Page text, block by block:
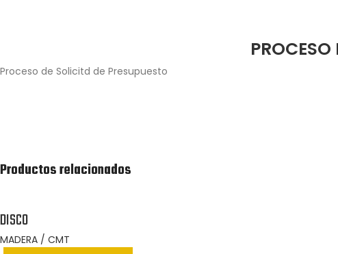
PROCESO
Proceso de Solicitd de Presupuesto
Productos relacionados
DISCO
MADERA / CMT